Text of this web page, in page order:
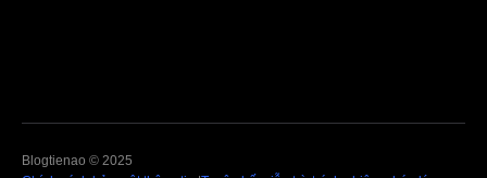
Blogtienao © 2025